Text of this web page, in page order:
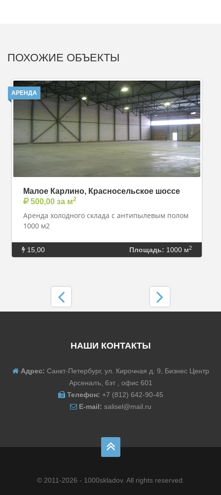
ПОХОЖИЕ ОБЪЕКТЫ
АРЕНДА
Малое Карлино, Красносельское шоссе
500,00 за м2
Аренда холодного склада с антипылевым полом
1000 м2
15,00 Площадь: 1000 м2
НАШИ КОНТАКТЫ
Адрес: Санкт-Петербург, ул. Кирочная д. 9, Бизнес Центр
Арсеналъ, 6эт , офис 601
Телефон: +7 (812) 642-90-45
E-mail: salisel@mail.ru
© 2011-2026 - 1000skladov. All rights reserved.